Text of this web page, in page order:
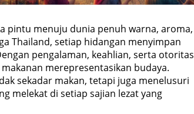
pintu menuju dunia penuh warna, aroma,
Thailand, setiap hidangan menyimpan
pengalaman, keahlian, serta otoritas
merepresentasikan budaya.
sekadar makan, tetapi juga menelusuri
melekat di setiap sajian lezat yang